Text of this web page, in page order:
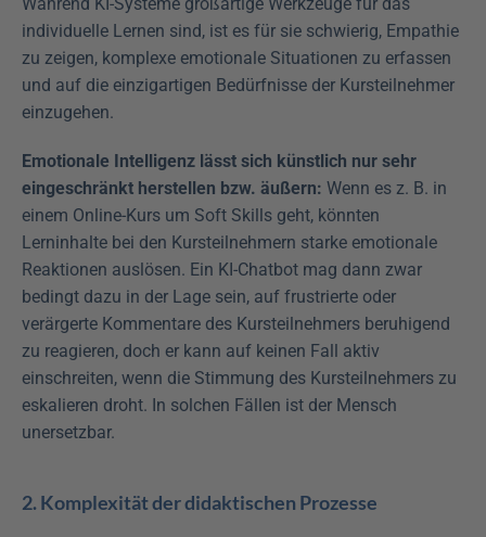
individuelle Lernen sind, ist es für sie schwierig, Empathie
zu zeigen, komplexe emotionale Situationen zu erfassen
und auf die einzigartigen Bedürfnisse der Kursteilnehmer
einzugehen.
Emotionale Intelligenz lässt sich künstlich nur sehr
eingeschränkt herstellen bzw. äußern: Wenn es z. B. in
einem Online-Kurs um Soft Skills geht, könnten
Lerninhalte bei den Kursteilnehmern starke emotionale
Reaktionen auslösen. Ein KI-Chatbot mag dann zwar
bedingt dazu in der Lage sein, auf frustrierte oder
verärgerte Kommentare des Kursteilnehmers beruhigend
zu reagieren, doch er kann auf keinen Fall aktiv
einschreiten, wenn die Stimmung des Kursteilnehmers zu
eskalieren droht. In solchen Fällen ist der Mensch
unersetzbar.
2. Komplexität der didaktischen Prozesse